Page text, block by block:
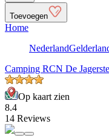
Toevoegen
Home
Nederland
Camping RCN De
Op kaart zien
8.4
14 Reviews